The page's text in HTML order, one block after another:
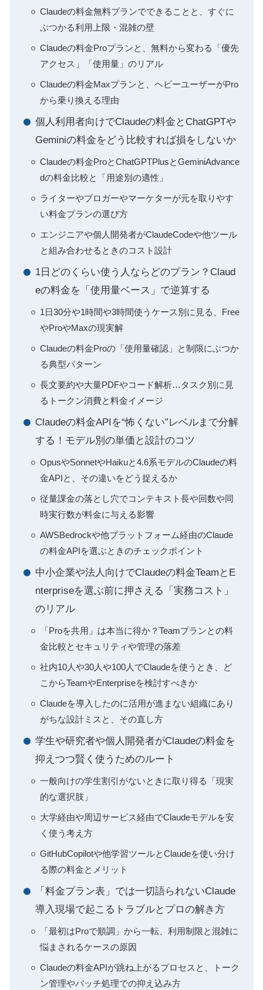
Claudeの料金無料プランでできることと、すぐに
ぶつかる利用上限・混雑の壁
Claudeの料金Proプランと、無料から変わる「優先
アクセス」「使用量」のリアル
Claudeの料金Maxプランと、ヘビーユーザーがPro
から乗り換える理由
個人利用者向けでClaudeの料金とChatGPTや
Geminiの料金をどう比較すれば損をしないか
Claudeの料金ProとChatGPTPlusとGeminiAdvance
dの料金比較と「用途別の適性」
ライターやブロガーやマーケターが元を取りやす
い料金プランの選び方
エンジニアや個人開発者がClaudeCodeや他ツール
と組み合わせるときのコスト設計
1日どのくらい使う人ならどのプラン？Claud
eの料金を「使用量ベース」で逆算する
1日30分や1時間や3時間使うケース別に見る、Free
やProやMaxの現実解
Claudeの料金Proの「使用量確認」と制限にぶつか
る典型パターン
長文要約や大量PDFやコード解析…タスク別に見
るトークン消費と料金イメージ
Claudeの料金APIを“怖くない”レベルまで分解
する！モデル別の単価と設計のコツ
OpusやSonnetやHaikuと4.6系モデルのClaudeの料
金APIと、その違いをどう捉えるか
従量課金の落とし穴でコンテキスト長や回数や同
時実行数が料金に与える影響
AWSBedrockや他プラットフォーム経由のClaude
の料金APIを選ぶときのチェックポイント
中小企業や法人向けでClaudeの料金TeamとE
nterpriseを選ぶ前に押さえる「実務コスト」
のリアル
「Proを共用」は本当に得か？Teamプランとの料
金比較とセキュリティや管理の落差
社内10人や30人や100人でClaudeを使うとき、ど
こからTeamやEnterpriseを検討すべきか
Claudeを導入したのに活用が進まない組織にあり
がちな設計ミスと、その直し方
学生や研究者や個人開発者がClaudeの料金を
抑えつつ賢く使うためのルート
一般向けの学生割引がないときに取り得る「現実
的な選択肢」
大学経由や周辺サービス経由でClaudeモデルを安
く使う考え方
GitHubCopilotや他学習ツールとClaudeを使い分け
る際の料金とメリット
「料金プラン表」では一切語られないClaude
導入現場で起こるトラブルとプロの解き方
「最初はProで順調」から一転、利用制限と混雑に
悩まされるケースの原因
Claudeの料金APIが跳ね上がるプロセスと、トーク
ン管理やバッチ処理での抑え込み方